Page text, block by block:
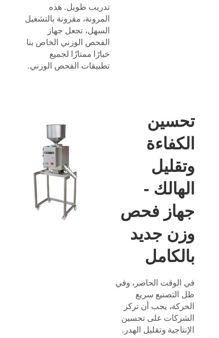
تدريب طويل. هذه
المرونة، مقرونة بالتشغيل
السهل، تجعل جهاز
الفحص الوزني الخاص بنا
خيارًا ممتازًا لجميع
تطبيقات الفحص الوزني.
تحسين
الكفاءة
وتقليل
الهالك -
جهاز فحص
وزن جديد
بالكامل
في الوقت الحاضر، وفي
ظل التصنيع سريع
الحركة، يجب أن تركز
الشركات على تحسين
الإنتاجية وتقليل الهدر.